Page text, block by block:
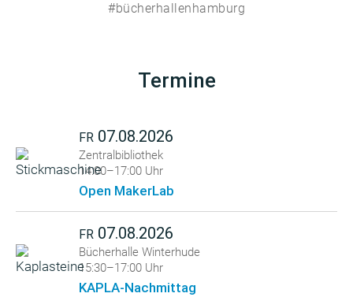
#bücherhallenhamburg
Termine
FR 07.08.2026
Zentralbibliothek
14:00–17:00 Uhr
Open MakerLab
FR 07.08.2026
Bücherhalle Winterhude
15:30–17:00 Uhr
KAPLA-Nachmittag